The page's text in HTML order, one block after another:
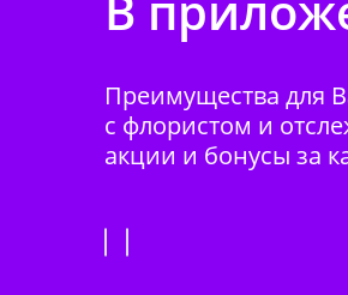
Преимущества для
с флористом и
акции и бонусы за